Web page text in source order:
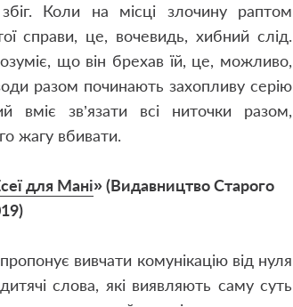
Коли на місці злочину раптом
справи, це, вочевидь, хибний слід.
що він брехав їй, це, можливо,
разом починають захопливу серію
зв’язати всі ниточки разом,
жагу вбивати.
для Мані» (Видавництво Старого
вивчати комунікацію від нуля
слова, які виявляють саму суть